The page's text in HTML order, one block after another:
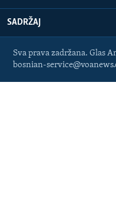
SADRŽAJ
Sva prava zadržana. Glas
bosnian-